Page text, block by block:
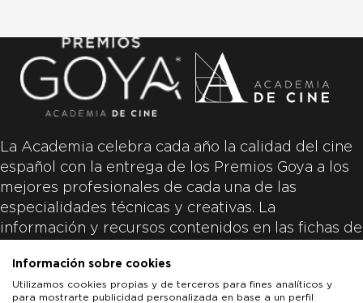
La Academia celebra cada año la calidad del cine
español con la entrega de los Premios Goya a los
mejores profesionales de cada una de las
especialidades técnicas y creativas. La
información y recursos contenidos en las fichas de
productoras de las películas y responsabilidad
única y exclusiva de las mismas.
Información sobre cookies
Utilizamos cookies propias y de terceros para fines analíticos y
para mostrarte publicidad personalizada en base a un perfil